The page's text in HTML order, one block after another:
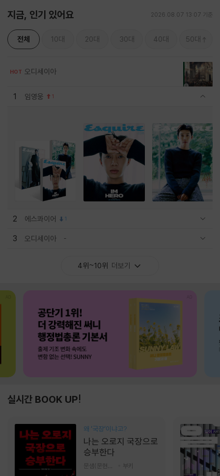
지금, 인기 있어요 2026.08.07 13:07 기준
전체 10대 20대 30대 40대 50대
HOT 오디세이아
1 임영웅 1
2 에스콰이어 1
3 오디세이아
4위~10위 더보기
실시간 BOOK UP!
왜 ‘국장‘이냐고?
나는 오로지 국장으로
승부한다
부키